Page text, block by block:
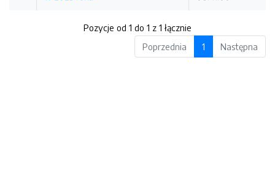
Pozycje od 1 do 1 z 1 łącznie
Poprzednia
1 Następna